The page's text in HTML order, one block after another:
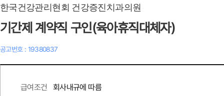
한국건강관리현회 건강증진치과의원
기간제 계약직 구인(육아휴직대체자)
공고번호 : 19380837
급여조건 회사내규에 따름